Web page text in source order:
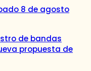
8 de agosto
de bandas
propuesta de